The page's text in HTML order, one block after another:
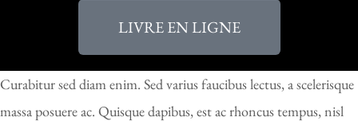
LIVRE EN LIGNE
Curabitur sed diam enim. Sed varius faucibus lectus, a scelerisque
massa posuere ac. Quisque dapibus, est ac rhoncus tempus, nisl